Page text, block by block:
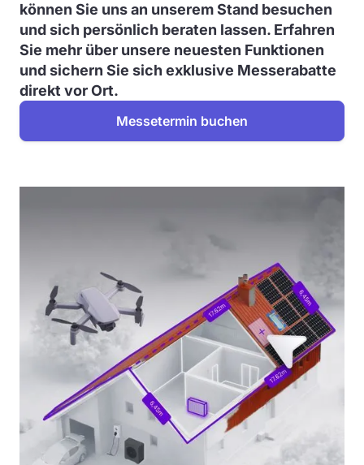
können Sie uns an unserem Stand besuchen
und sich persönlich beraten lassen. Erfahren
Sie mehr über unsere neuesten Funktionen
und sichern Sie sich exklusive Messerabatte
direkt vor Ort.
Messetermin buchen